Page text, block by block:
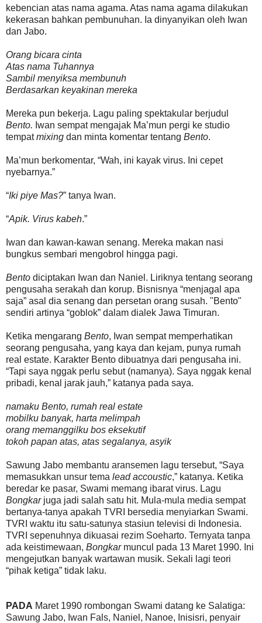
kebencian atas nama agama. Atas nama agama dilakukan
kekerasan bahkan pembunuhan. Ia dinyanyikan oleh Iwan
dan Jabo.
Orang bicara cinta
Atas nama Tuhannya
Sambil menyiksa membunuh
Berdasarkan keyakinan mereka
Mereka pun bekerja. Lagu paling spektakular berjudul
Bento. Iwan sempat mengajak Ma’mun pergi ke studio
tempatmixing dan minta komentar tentang Bento.
Ma’mun berkomentar, “Wah, ini kayak virus. Ini cepet
nyebarnya.”
“Iki piye Mas?” tanya Iwan.
“Apik. Virus kabeh.”
Iwan dan kawan-kawan senang. Mereka makan nasi
bungkus sembari mengobrol hingga pagi.
Bento diciptakan Iwan dan Naniel. Liriknya tentang seorang
pengusaha serakah dan korup. Bisnisnya “menjagal apa
saja” asal dia senang dan persetan orang susah. "Bento"
sendiri artinya “goblok” dalam dialek Jawa Timuran.
Ketika mengarang Bento, Iwan sempat memperhatikan
seorang pengusaha, yang kaya dan kejam, punya rumah
real estate. Karakter Bento dibuatnya dari pengusaha ini.
“Tapi saya nggak perlu sebut (namanya). Saya nggak kenal
pribadi, kenal jarak jauh,” katanya pada saya.
namaku Bento, rumah real estate
mobilku banyak, harta melimpah
orang memanggilku bos eksekutif
tokoh papan atas, atas segalanya, asyik
Sawung Jabo membantu aransemen lagu tersebut, “Saya
memasukkan unsur tema lead accoustic,” katanya. Ketika
beredar ke pasar, Swami memang ibarat virus. Lagu
Bongkarjuga jadi salah satu hit. Mula-mula media sempat
bertanya-tanya apakah TVRI bersedia menyiarkan Swami.
TVRI waktu itu satu-satunya stasiun televisi di Indonesia.
TVRI sepenuhnya dikuasai rezim Soeharto. Ternyata tanpa
ada keistimewaan, Bongkarmuncul pada 13 Maret 1990. Ini
mengejutkan banyak wartawan musik. Sekali lagi teori
“pihak ketiga” tidak laku.
PADA Maret 1990 rombongan Swami datang ke Salatiga:
Sawung Jabo, Iwan Fals, Naniel, Nanoe, Inisisri, penyair